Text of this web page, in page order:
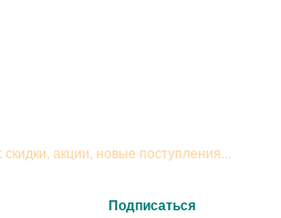
акции, новые поступления...